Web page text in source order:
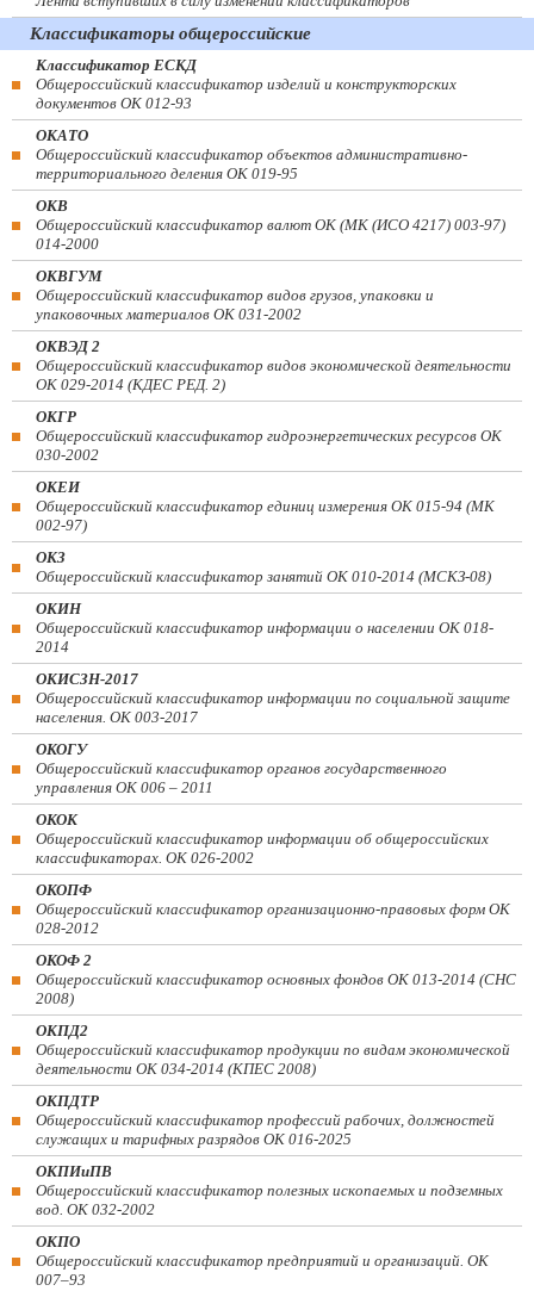
Классификаторы общероссийские
Классификатор ЕСКД
Общероссийский классификатор изделий и конструкторских
документов ОК 012-93
ОКАТО
Общероссийский классификатор объектов административно-
территориального деления ОК 019-95
ОКВ
Общероссийский классификатор валют ОК (МК (ИСО 4217) 003-97)
014-2000
ОКВГУМ
Общероссийский классификатор видов грузов, упаковки и
упаковочных материалов ОК 031-2002
ОКВЭД 2
Общероссийский классификатор видов экономической деятельности
ОК 029-2014 (КДЕС РЕД. 2)
ОКГР
Общероссийский классификатор гидроэнергетических ресурсов ОК
030-2002
ОКЕИ
Общероссийский классификатор единиц измерения ОК 015-94 (МК
002-97)
ОКЗ
Общероссийский классификатор занятий ОК 010-2014 (МСКЗ-08)
ОКИН
Общероссийский классификатор информации о населении ОК 018-
2014
ОКИСЗН-2017
Общероссийский классификатор информации по социальной защите
населения. ОК 003-2017
ОКОГУ
Общероссийский классификатор органов государственного
управления ОК 006 – 2011
ОКОК
Общероссийский классификатор информации об общероссийских
классификаторах. ОК 026-2002
ОКОПФ
Общероссийский классификатор организационно-правовых форм ОК
028-2012
ОКОФ 2
Общероссийский классификатор основных фондов ОК 013-2014 (СНС
2008)
ОКПД2
Общероссийский классификатор продукции по видам экономической
деятельности ОК 034-2014 (КПЕС 2008)
ОКПДТР
Общероссийский классификатор профессий рабочих, должностей
служащих и тарифных разрядов ОК 016-2025
ОКПИиПВ
Общероссийский классификатор полезных ископаемых и подземных
вод. ОК 032-2002
ОКПО
Общероссийский классификатор предприятий и организаций. ОК
007–93